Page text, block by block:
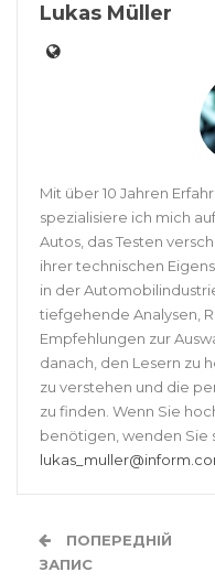
Lukas Müller
Mit über 10 Jahren
spezialisiere ich mich
Autos, das Testen
ihrer technischen
in der
tiefgehende Analysen,
Empfehlungen zur
danach, den Lesern zu
zu verstehen und die
zu finden. Wenn Sie
benötigen, wenden Sie
ПОПЕРЕДНІЙ
ЗАПИС